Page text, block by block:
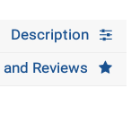
Description
Reviews